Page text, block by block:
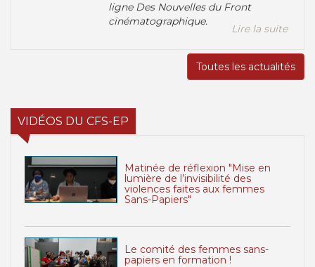
ligne Des Nouvelles du Front
cinématographique.
Lire la suite
Toutes les actualités
VIDÉOS DU CFS-EP
Matinée de réflexion "Mise en
lumière de l’invisibilité des
violences faites aux femmes
Sans-Papiers"
Le comité des femmes sans-
papiers en formation !